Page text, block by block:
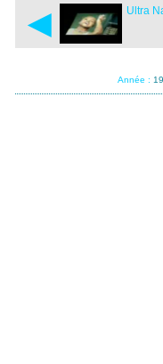
◄ Ultra
Année :